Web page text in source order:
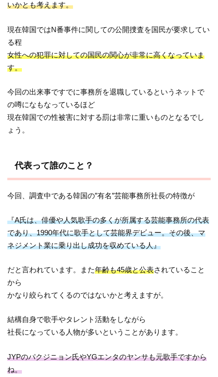
いかとも考えます。
現在韓国ではN番事件に関しての公開捜査を国民が要求してい
る程
女性への犯罪に対しての国民の関心が非常に高くなっていま
す。
今回の出来事ですでに事務所を退職しているというネットで
の噂になもなっているほど
現在韓国での性被害に対する罰は非常に重いものとなるでし
ょう。
代表って誰のこと？
今回、調査中である韓国の”有名”芸能事務所社長の特徴が
『A氏は、俳優や人気歌手の多くが所属する芸能事務所の代表
であり、1990年代に歌手として芸能界デビュー。その後、マ
ネジメント業に乗り出し成功を収めている人』
だと言われています。また年齢も45歳と公表されていること
から
かなり絞られてくるのではないかと考えますが。
結構自身で歌手やタレント活動をしながら
社長になっている人物が多いということがあります。
JYPのパクジニョン氏やYGエンタのヤンサも元歌手ですから
ね。